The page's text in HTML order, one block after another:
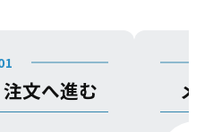
文へ進む メ